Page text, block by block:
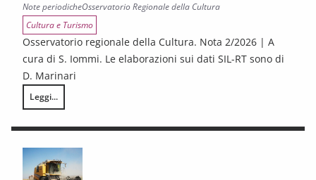
Note periodicheOsservatorio Regionale della Cultura
Cultura e Turismo
Osservatorio regionale della Cultura. Nota 2/2026 | A
cura di S. Iommi. Le elaborazioni sui dati SIL-RT sono di
D. Marinari
Leggi...
LA CONGIUNTURA DEI SETTORI CULTURALI. Ripresa selettiva e